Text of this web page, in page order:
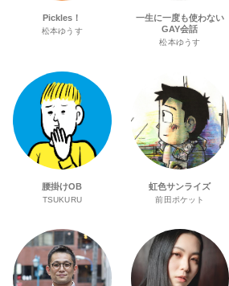
Pickles！
松本ゆうす
一生に一度も使わない
GAY会話
松本ゆうす
腰掛けOB
TSUKURU
虹色サンライズ
前田ポケット